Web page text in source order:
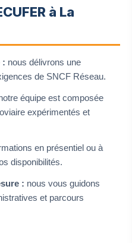
à La
: nous délivrons une
de SNCF Réseau.
équipe est composée
expérimentés et
en présentiel ou à
disponibilités.
: nous vous guidons
et parcours